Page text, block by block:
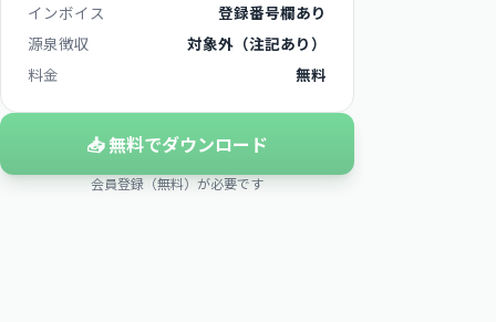
インボイス
登録番号欄あり
源泉徴収
対象外（注記あり）
料金
無料
📥 無料でダウンロード
会員登録（無料）が必要です